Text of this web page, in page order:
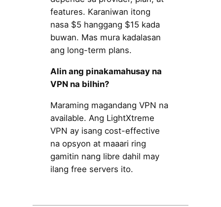
features. Karaniwan itong
nasa $5 hanggang $15 kada
buwan. Mas mura kadalasan
ang long-term plans.
Alin ang pinakamahusay na
VPN na bilhin?
Maraming magandang VPN na
available. Ang LightXtreme
VPN ay isang cost-effective
na opsyon at maaari ring
gamitin nang libre dahil may
ilang free servers ito.